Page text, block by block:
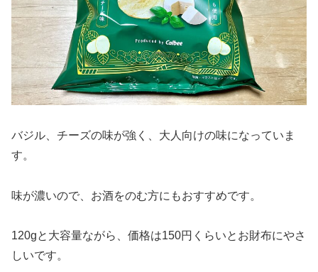
バジル、チーズの味が強く、大人向けの味になっていま
す。
味が濃いので、お酒をのむ方にもおすすめです。
120gと大容量ながら、価格は150円くらいとお財布にやさ
しいです。